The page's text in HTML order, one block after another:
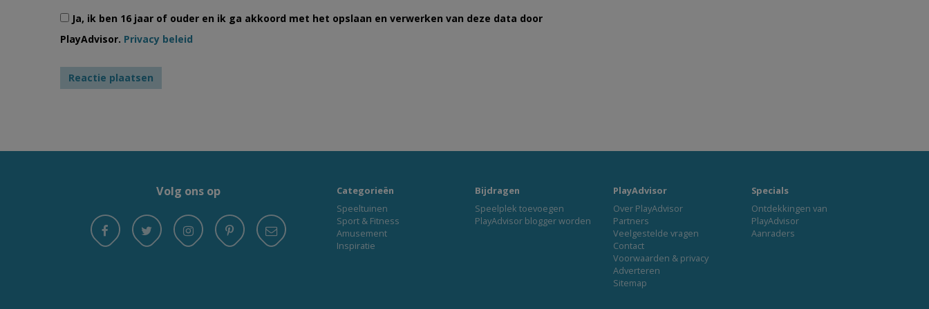
Ja, ik ben 16 jaar of ouder en ik ga akkoord met het opslaan en verwerken van deze data door
PlayAdvisor. Privacy beleid
Volg ons op
Categorieën
Speeltuinen
Sport & Fitness
Amusement
Inspiratie
Bijdragen
Speelplek toevoegen
PlayAdvisor blogger worden
PlayAdvisor
Over PlayAdvisor
Partners
Veelgestelde vragen
Contact
Voorwaarden & privacy
Adverteren
Sitemap
Specials
Ontdekkingen van
PlayAdvisor
Aanraders